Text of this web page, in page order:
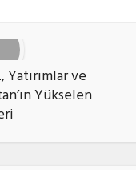
Yatırımlar ve
Yükselen